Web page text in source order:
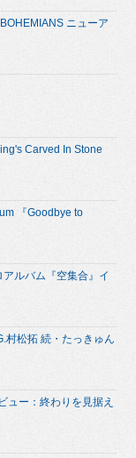
ニューア
Carved In Stone
『Goodbye to
ルバム『空集合』イ
村松拓 続・たっきゅん
ュー：終わりを見据え